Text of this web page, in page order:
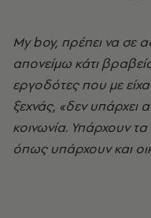
My boy, πρέπει να σε
απονείμω κάτι
εργοδότες που με
ξεχνάς, «δεν υπάρχει
κοινωνία. Υπάρχουν
όπως υπάρχουν και